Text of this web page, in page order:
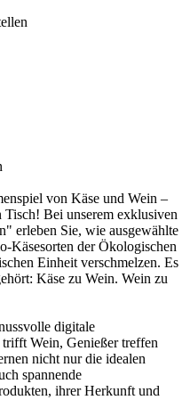
von Käse und Wein –
Tisch! Bei unserem exklusiven
erleben Sie, wie ausgewählte
Käsesorten der Ökologischen
Einheit verschmelzen. Es
Käse zu Wein. Wein zu
digitale
Wein, Genießer treffen
nicht nur die idealen
spannende
ihrer Herkunft und